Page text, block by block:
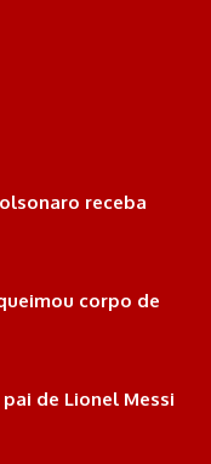
receba
corpo de
de Lionel Messi